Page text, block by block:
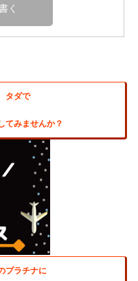
タダで
てみませんか？
プラチナに